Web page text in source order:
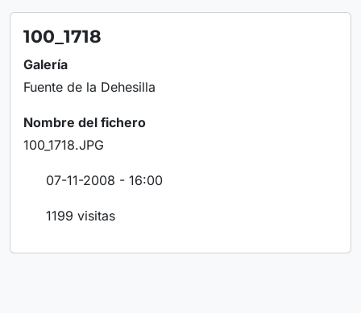
100_1718
Galería
Fuente de la Dehesilla
Nombre del fichero
100_1718.JPG
07-11-2008 - 16:00
1199 visitas